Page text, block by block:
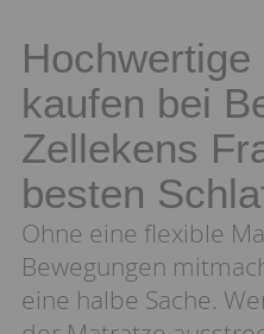
kaufen bei
Zellekens
besten
Ohne eine flexible
Bewegungen
eine halbe Sache.